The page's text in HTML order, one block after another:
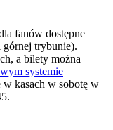
fanów dostępne
trybunie).
a bilety można
systemie
w kasach w sobotę w